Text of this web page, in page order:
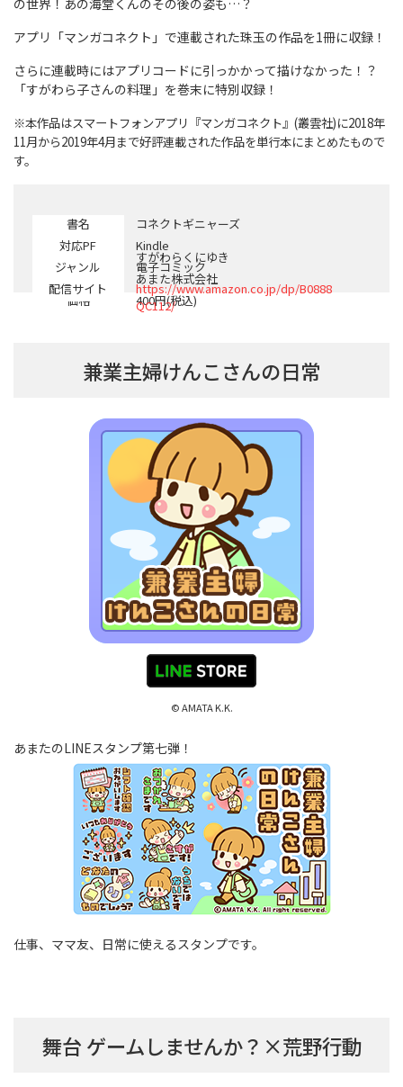
の世界！あの海堂くんのその後の姿も…？
アプリ「マンガコネクト」で連載された珠玉の作品を1冊に収録！
さらに連載時にはアプリコードに引っかかって描けなかった！？
「すがわら子さんの料理」を巻末に特別収録！
※本作品はスマートフォンアプリ『マンガコネクト』(叢雲社)に2018年
11月から2019年4月まで好評連載された作品を単行本にまとめたもので
す。
書名
コネクトギニャーズ
すがわらくにゆき
対応PF
Kindle
あまた株式会社
ジャンル
電子コミック
価格
400円(税込)
配信サイト
https://www.amazon.co.jp/dp/B0888
QC112/
兼業主婦けんこさんの日常
© AMATA K.K.
あまたのLINEスタンプ第七弾！
仕事、ママ友、日常に使えるスタンプです。
舞台 ゲームしませんか？×荒野行動